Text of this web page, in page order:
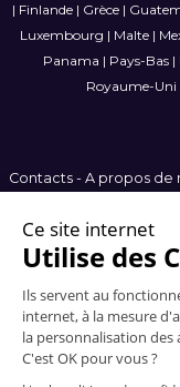
| Finlande| Grèce|
Luxembourg | Malte|
Panama | Pays-Bas|
Royaume-Uni
Contacts - A propos de